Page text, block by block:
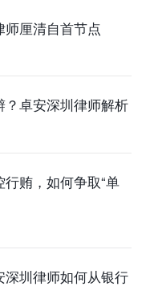
厘清自首节点
卓安深圳律师解析
贿，如何争取“单
圳律师如何从银行